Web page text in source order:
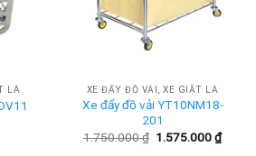
LÀ XE ĐẨY ĐỒ VẢI, XE GIẶT LÀ
Xe đẩy đồ vải YT10NM18-
201
1.750.000₫ Giá
1.575.000₫Giá
hiện